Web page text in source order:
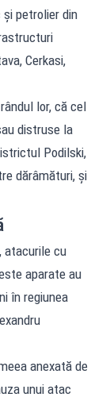
petrolier din
Cerkasi,
lor, că cel
distruse la
Podilski,
dărâmături, şi
atacurile cu
aparate au
în regiunea
anexată de
unui atac